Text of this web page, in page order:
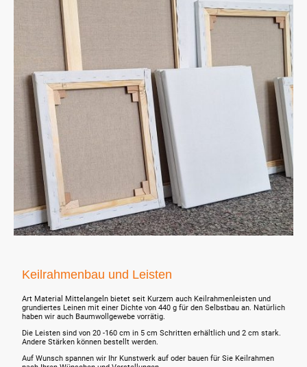
Keilrahmenbau und Leisten
Art Material Mittelangeln bietet seit Kurzem auch Keilrahmenleisten und
grundiertes Leinen mit einer Dichte von 440 g für den Selbstbau an. Natürlich
haben wir auch Baumwollgewebe vorrätig.
Die Leisten sind von 20 -160 cm in 5 cm Schritten erhältlich und 2 cm stark.
Andere Stärken können bestellt werden.
Auf Wunsch spannen wir Ihr Kunstwerk auf oder bauen für Sie Keilrahmen